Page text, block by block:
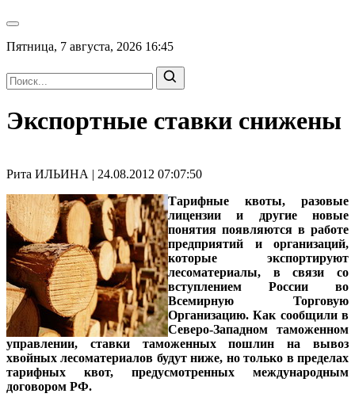
Пятница, 7 августа, 2026 16:45
Экспортные ставки снижены
Рита ИЛЬИНА | 24.08.2012 07:07:50
Тарифные квоты, разовые
лицензии и другие новые
понятия появляются в работе
предприятий и организаций,
которые экспортируют
лесоматериалы, в связи со
вступлением России во
Всемирную Торговую
Организацию. Как сообщили в
Северо-Западном таможенном
управлении, ставки таможенных пошлин на вывоз
хвойных лесоматериалов будут ниже, но только в пределах
тарифных квот, предусмотренных международным
договором РФ.